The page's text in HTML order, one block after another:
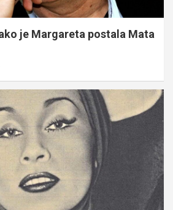
je Margareta postala Mata